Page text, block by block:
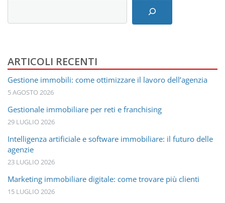
ricerca
ARTICOLI RECENTI
Gestione immobili: come ottimizzare il lavoro dell’agenzia
5 AGOSTO 2026
Gestionale immobiliare per reti e franchising
29 LUGLIO 2026
Intelligenza artificiale e software immobiliare: il futuro delle
agenzie
23 LUGLIO 2026
Marketing immobiliare digitale: come trovare più clienti
15 LUGLIO 2026